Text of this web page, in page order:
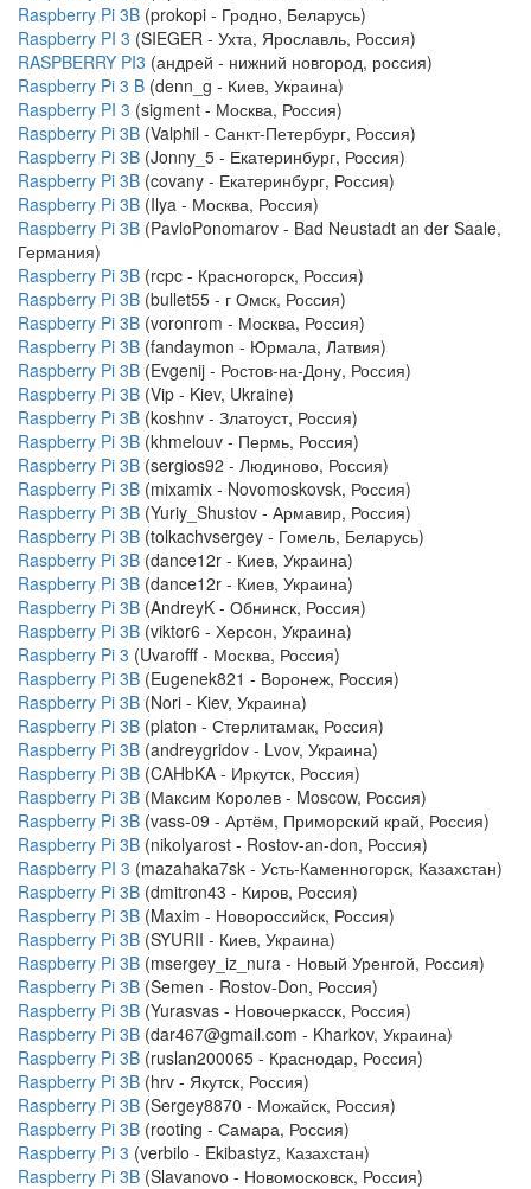
Raspberry Pi 3B (prokopi - Гродно, Беларусь)
Raspberry PI 3 (SIEGER - Ухта, Ярославль, Россия)
RASPBERRY PI3 (андрей - нижний новгород, россия)
Raspberry Pi 3 B (denn_g - Киев, Украина)
Raspberry PI 3 (sigment - Москва, Россия)
Raspberry Pi 3B (Valphil - Санкт-Петербург, Россия)
Raspberry Pi 3B (Jonny_5 - Екатеринбург, Россия)
Raspberry Pi 3B (covany - Екатеринбург, Россия)
Raspberry Pi 3B (Ilya - Москва, Россия)
Raspberry Pi 3B (PavloPonomarov - Bad Neustadt an der Saale,
Германия)
Raspberry Pi 3B (rcpc - Красногорск, Россия)
Raspberry Pi 3B (bullet55 - г Омск, Россия)
Raspberry Pi 3B (voronrom - Москва, Россия)
Raspberry Pi 3B (fandaymon - Юрмала, Латвия)
Raspberry Pi 3B (Evgenij - Ростов-на-Дону, Россия)
Raspberry Pi 3B (Vip - Kiev, Ukraine)
Raspberry Pi 3B (koshnv - Златоуст, Россия)
Raspberry Pi 3B (khmelouv - Пермь, Россия)
Raspberry Pi 3B (sergios92 - Людиново, Россия)
Raspberry Pi 3B (mixamix - Novomoskovsk, Россия)
Raspberry Pi 3B (Yuriy_Shustov - Армавир, Россия)
Raspberry Pi 3B (tolkachvsergey - Гомель, Беларусь)
Raspberry Pi 3B (dance12r - Киев, Украина)
Raspberry Pi 3B (dance12r - Киев, Украина)
Raspberry Pi 3B (AndreyK - Обнинск, Россия)
Raspberry Pi 3B (viktor6 - Херсон, Украина)
Raspberry Pi 3 (Uvarofff - Москва, Россия)
Raspberry Pi 3B (Eugenek821 - Воронеж, Россия)
Raspberry Pi 3B (Nori - Kiev, Украина)
Raspberry Pi 3B (platon - Стерлитамак, Россия)
Raspberry Pi 3B (andreygridov - Lvov, Украина)
Raspberry Pi 3B (CAHbKA - Иркутск, Россия)
Raspberry Pi 3B (Максим Королев - Moscow, Россия)
Raspberry Pi 3B (vass-09 - Артём, Приморский край, Россия)
Raspberry Pi 3B (nikolyarost - Rostov-an-don, Россия)
Raspberry PI 3 (mazahaka7sk - Усть-Каменногорск, Казахстан)
Raspberry Pi 3B (dmitron43 - Киров, Россия)
Raspberry Pi 3B (Maxim - Новороссийск, Россия)
Raspberry Pi 3B (SYURII - Киев, Украина)
Raspberry Pi 3B (msergey_iz_nura - Новый Уренгой, Россия)
Raspberry Pi 3B (Semen - Rostov-Don, Россия)
Raspberry Pi 3B (Yurasvas - Новочеркасск, Россия)
Raspberry Pi 3B (dar467@gmail.com - Kharkov, Украина)
Raspberry Pi 3B (ruslan200065 - Краснодар, Россия)
Raspberry Pi 3B (hrv - Якутск, Россия)
Raspberry Pi 3B (Sergey8870 - Можайск, Россия)
Raspberry Pi 3B (rooting - Самара, Россия)
Raspberry Pi 3 (verbilo - Ekibastyz, Казахстан)
Raspberry Pi 3B (Slavanovo - Новомосковск, Россия)